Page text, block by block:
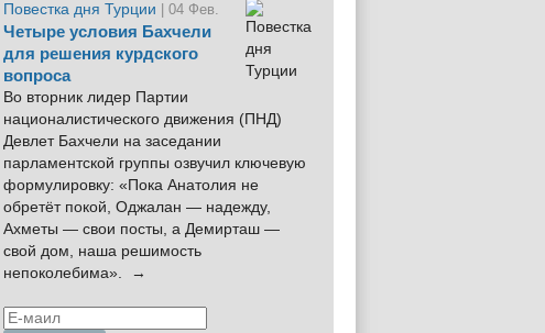
Повестка дня Турции
| 04 Фев.
Четыре условия Бахчели
для решения курдского
вопроса
Во вторник лидер Партии
националистического движения (ПНД)
Девлет Бахчели на заседании
парламентской группы озвучил ключевую
формулировку: «Пока Анатолия не
обретёт покой, Оджалан — надежду,
Ахметы — свои посты, а Демирташ —
свой дом, наша решимость
непоколебима». →